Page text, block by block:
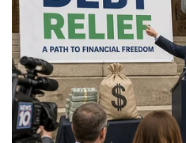
Vì cộng đồng